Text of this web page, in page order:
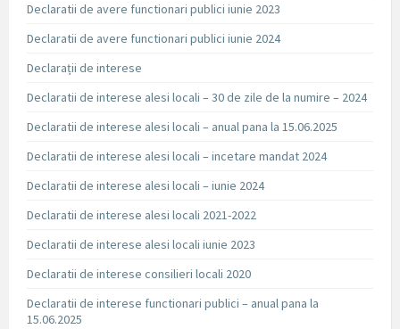
Declaratii de avere functionari publici iunie 2023
Declaratii de avere functionari publici iunie 2024
Declarații de interese
Declaratii de interese alesi locali – 30 de zile de la numire – 2024
Declaratii de interese alesi locali – anual pana la 15.06.2025
Declaratii de interese alesi locali – incetare mandat 2024
Declaratii de interese alesi locali – iunie 2024
Declaratii de interese alesi locali 2021-2022
Declaratii de interese alesi locali iunie 2023
Declaratii de interese consilieri locali 2020
Declaratii de interese functionari publici – anual pana la
15.06.2025